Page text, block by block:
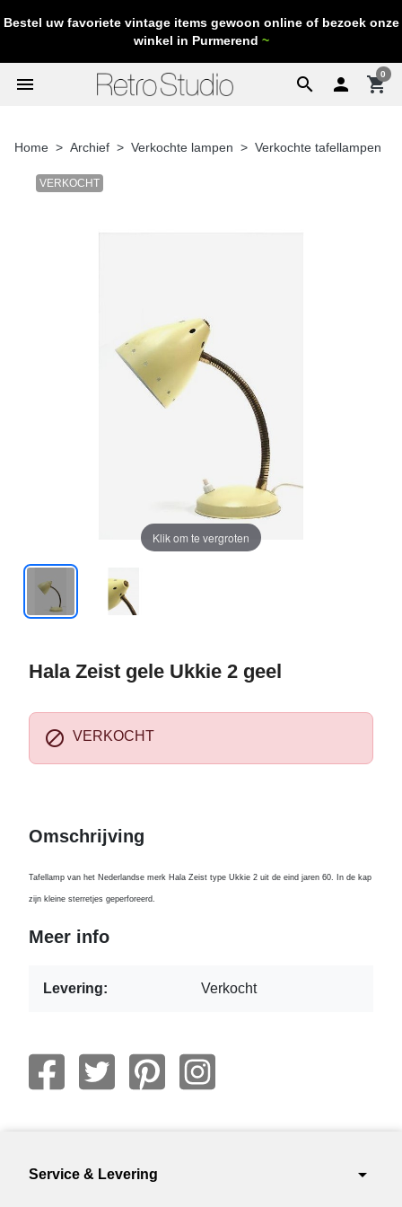
Bestel uw favoriete vintage items gewoon online of bezoek onze
winkel in Purmerend ~
search
menu  shopping_cart
0
Home Archief Verkochte lampen Verkochte tafellampen
VERKOCHT
Klik om te vergroten
Hala Zeist gele Ukkie 2 geel
 VERKOCHT
Omschrijving
Tafellamp van het Nederlandse merk Hala Zeist type Ukkie 2 uit de eind jaren 60. In de kap
zijn kleine sterretjes geperforeerd.
Meer info
Levering: Verkocht
Service & Levering arrow_drop_down